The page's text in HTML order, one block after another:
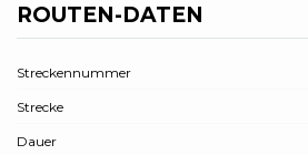
ROUTEN-DATEN
Streckennummer
Strecke
Dauer